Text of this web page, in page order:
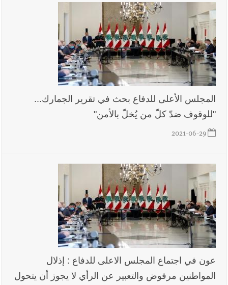
المجلس الأعلى للدفاع بحث في تقرير الجمارك...
"للوقوف ضدّ كلّ من يُخلّ بالأمن"
2021-06-29
عون في اجتماع المجلس الاعلى للدفاع : إذلال
المواطنين مرفوض والتعبير عن الرأي لا يجوز أن يتحول